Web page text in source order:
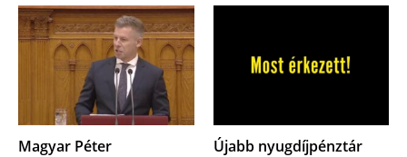
Magyar Péter
Újabb nyugdíjpénztár